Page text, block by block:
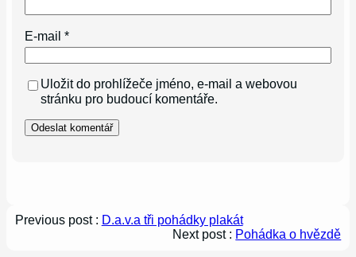
E-mail*
Uložit do prohlížeče jméno, e-mail a webovou
stránku pro budoucí komentáře.
Previous post : D.a.v.a tři pohádky plakát
Next post : Pohádka o hvězdě